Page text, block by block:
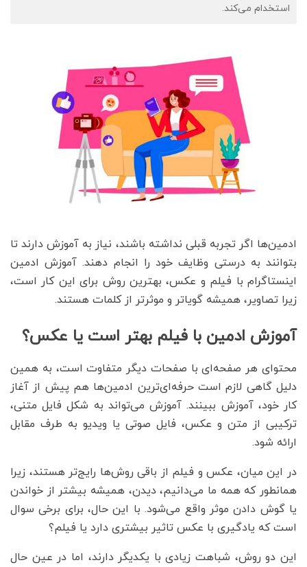
استخدام می‌کند.
ادمین‌ها اگر تجربه قبلی نداشته باشند، نیاز به آموزش دارند تا
بتوانند به درستی وظایف خود را انجام دهند. آموزش ادمین
اینستاگرام با فیلم و عکس، بهترین روش برای این کار است،
زیرا تصاویر، همیشه گویاتر و موثرتر از کلمات هستند.
آموزش ادمین با فیلم بهتر است یا عکس؟
محتوای هر صفحه‌ای با صفحات دیگر متفاوت است، به همین
دلیل گاهی لازم است حرفه‌ای‌ترین ادمین‌ها هم پیش از آغاز
کار خود، آموزش ببینند. آموزش می‌تواند به شکل فایل متنی،
ترکیبی از متن و عکس، فایل صوتی یا ویدیو به طرف مقابل
ارائه شود.
در این میان، عکس و فیلم از باقی روش‌ها رایج‌تر هستند، زیرا
همانطور که همه ما می‌دانیم، دیدن، همیشه بیشتر از خواندن
یا گوش دادن موثر واقع می‌شود. با این حال، برای برخی سوال
است که یادگیری با عکس تاثیر بیشتری دارد یا فیلم؟
این دو روش، شباهت زیادی با یکدیگر دارند، اما در عین حال